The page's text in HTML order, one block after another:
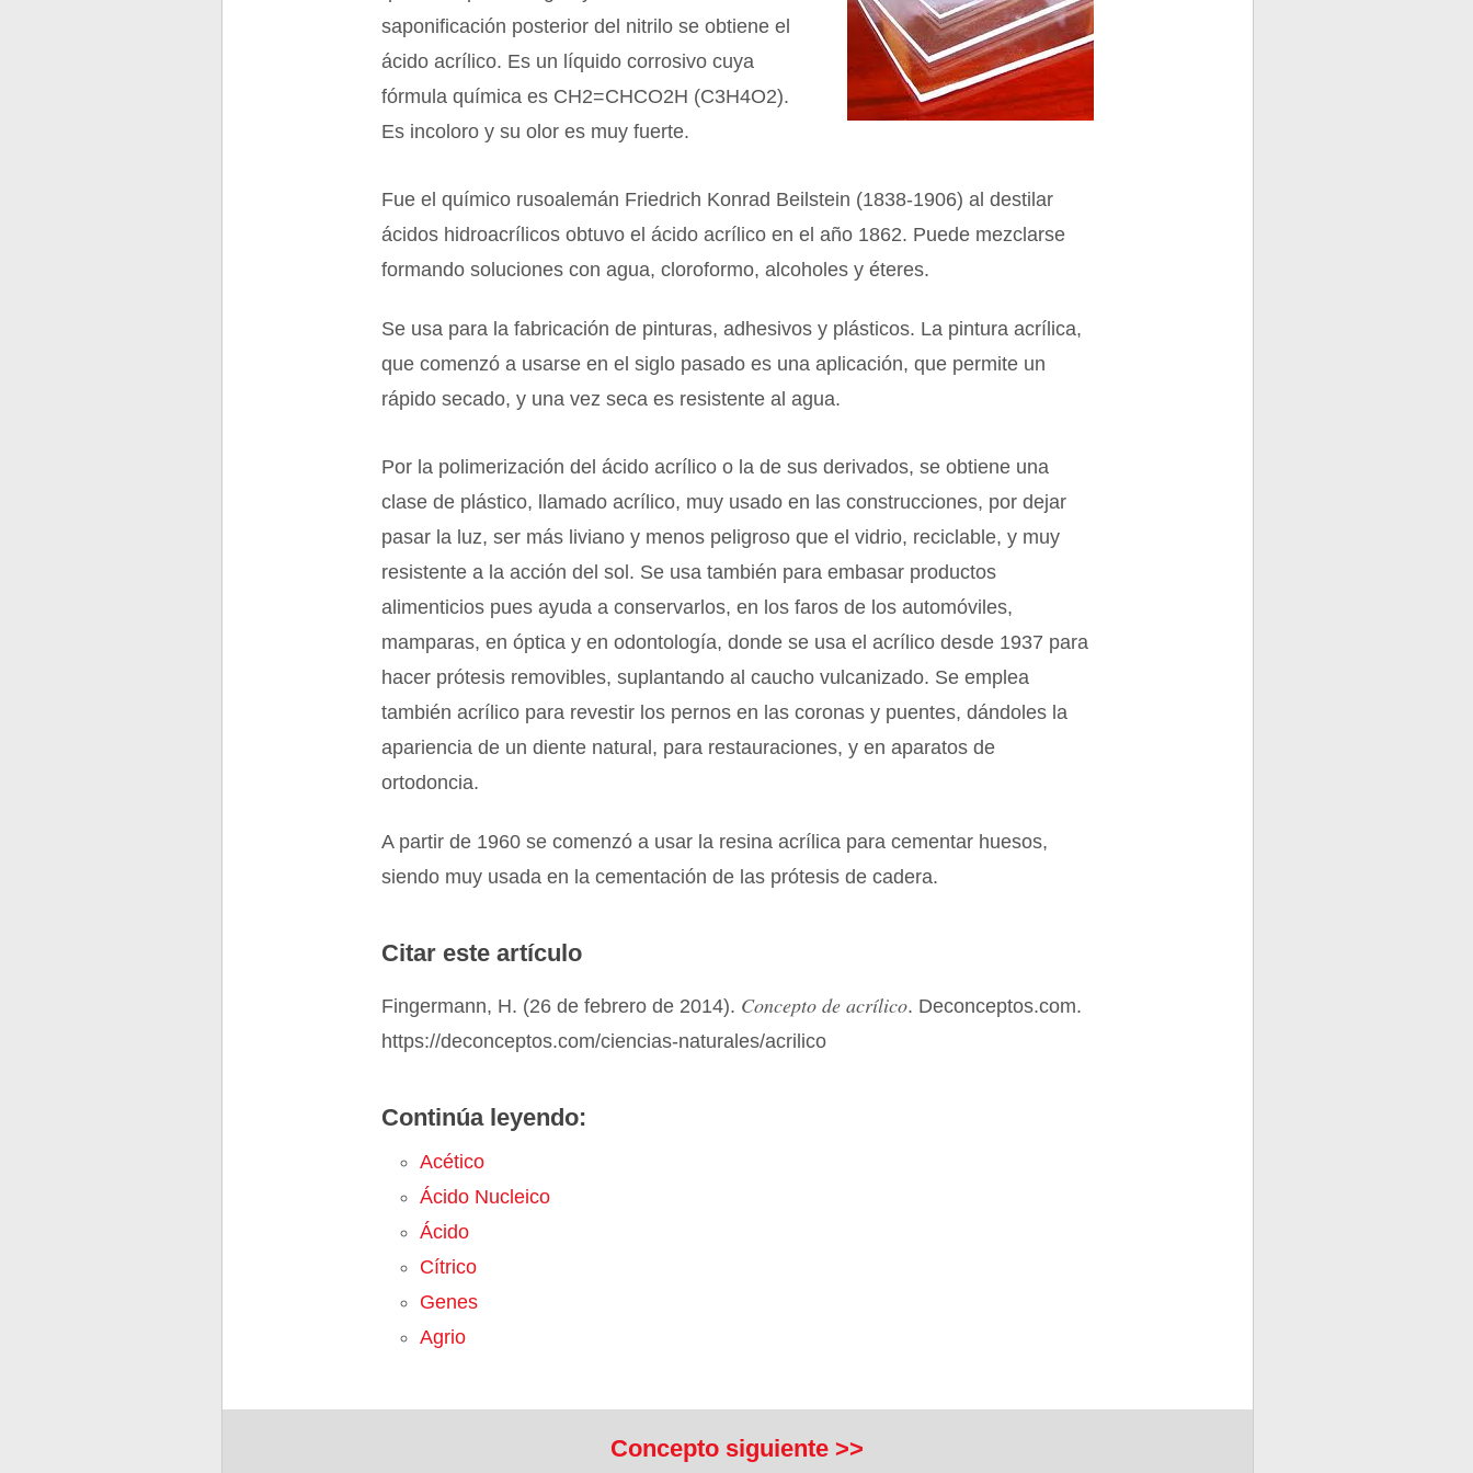
saponificación posterior del nitrilo se obtiene el
ácido acrílico. Es un líquido corrosivo cuya
fórmula química es CH2=CHCO2H (C3H4O2).
Es incoloro y su olor es muy fuerte.
Fue el químico rusoalemán Friedrich Konrad Beilstein (1838-1906) al destilar
ácidos hidroacrílicos obtuvo el ácido acrílico en el año 1862. Puede mezclarse
formando soluciones con agua, cloroformo, alcoholes y éteres.
Se usa para la fabricación de pinturas, adhesivos y plásticos. La pintura acrílica,
que comenzó a usarse en el siglo pasado es una aplicación, que permite un
rápido secado, y una vez seca es resistente al agua.
Por la polimerización del ácido acrílico o la de sus derivados, se obtiene una
clase de plástico, llamado acrílico, muy usado en las construcciones, por dejar
pasar la luz, ser más liviano y menos peligroso que el vidrio, reciclable, y muy
resistente a la acción del sol. Se usa también para embasar productos
alimenticios pues ayuda a conservarlos, en los faros de los automóviles,
mamparas, en óptica y en odontología, donde se usa el acrílico desde 1937 para
hacer prótesis removibles, suplantando al caucho vulcanizado. Se emplea
también acrílico para revestir los pernos en las coronas y puentes, dándoles la
apariencia de un diente natural, para restauraciones, y en aparatos de
ortodoncia.
A partir de 1960 se comenzó a usar la resina acrílica para cementar huesos,
siendo muy usada en la cementación de las prótesis de cadera.
Citar este artículo
Fingermann, H. (26 de febrero de 2014). Concepto de acrílico. Deconceptos.com.
https://deconceptos.com/ciencias-naturales/acrilico
Continúa leyendo:
Acético
Ácido Nucleico
Ácido
Cítrico
Genes
Agrio
Concepto siguiente >>